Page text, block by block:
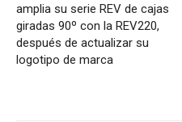
amplia su serie REV de cajas
giradas 90º con la REV220,
después de actualizar su
logotipo de marca